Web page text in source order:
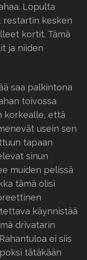
Lopulta
restartin kesken
kortit. Tämä
ja niiden
saa palkintona
toivossa
korkealle, että
usein sen
tapaan
sinun
muiden pelissä
tämä olisi
käynnistää
drivatarin
ei siis
tätäkään